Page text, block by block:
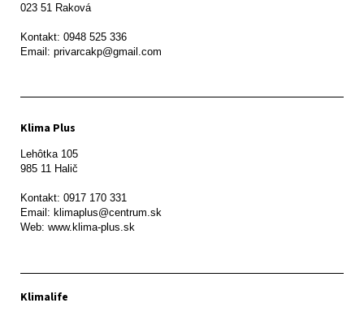
023 51 Raková
Kontakt: 0948 525 336
Email: privarcakp@gmail.com
Klima Plus
Lehôtka 105
985 11 Halič
Kontakt: 0917 170 331
Email: klimaplus@centrum.sk
Klimalife